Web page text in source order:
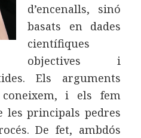
d’encenalls, sinó
basats en dades
científiques
objectives i
Els arguments
i els fem
les principals pedres
De fet, ambdós